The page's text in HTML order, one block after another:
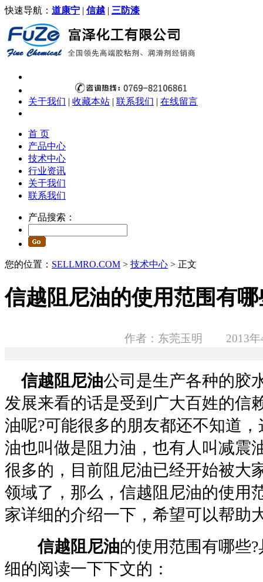
快速导航： 道康宁 | 信越 | 三防漆
关于我们 | 收藏本站 | 联系我们 | 在线留言
首 页
产品中心
技术中心
行业资讯
关于我们
联系我们
产品搜索：
您的位置： SELLMRO.COM > 技术中心 > 正文
信越阻尼油的使用范围有哪
作者：东莞玉明 2013年
信越阻尼油公司是生产各种的胶
发展来看的话是受到广大百姓的信
油呢?可能很多的朋友都还不知道
油也叫做是阻力油，也有人叫减震
很多的，目前阻尼油已经开始被大
领域了，那么，信越阻尼油的使用
家详细的介绍一下，希望可以帮助
信越阻尼油的使用范围有哪些?
细的阅读一下下文的：